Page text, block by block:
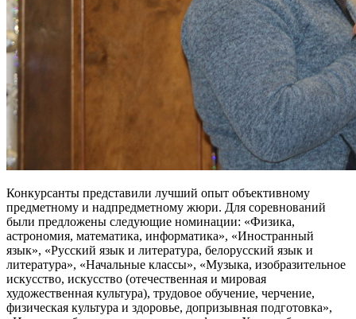
Конкурсанты представили лучший опыт объективному
предметному и надпредметному жюри. Для соревнований
были предложены следующие номинации: «Физика,
астрономия, математика, информатика», «Иностранный
язык», «Русский язык и литература, белорусский язык и
литература», «Начальные классы», «Музыка, изобразительное
искусство, искусство (отечественная и мировая
художественная культура), трудовое обучение, черчение,
физическая культура и здоровье, допризывная подготовка»,